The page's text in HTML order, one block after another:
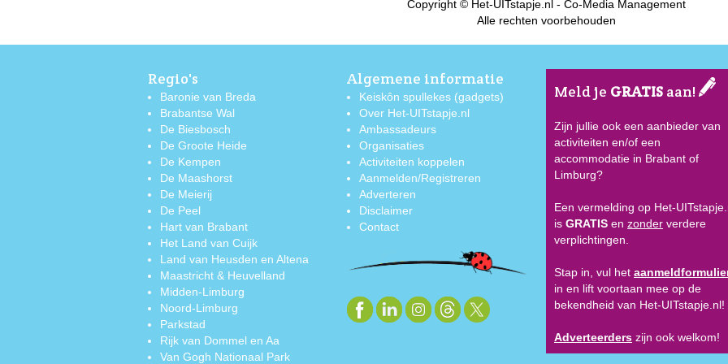
Copyright © Het-UITstapje.nl - Co-Media Management
Alle rechten voorbehouden
Regio's
Baronie van Breda
Brabantse Wal
De Biesbosch
De Groote Heide
De Kempen
De Maashorst
De Meierij
De Peel
Hart van Brabant
Het Land van Cuijk
Land van Heusden en Altena
Maastricht & Heuvelland
Midden-Limburg
Noord-Limburg
Parkstad
Rijk van Dommel en Aa
Van Gogh Nationaal Park
Algemene informatie
Keiskôn spullekes (gadgets)
Over Het-UITstapje.nl
Ambassadeurs
Organisaties
Activiteiten koppelen
Aanmelden/Registreren
Adverteren
Disclaimer
Contact
Meld je GRATIS aan!
Zijn jullie ook een aanbieder van
activiteiten en/of een
accommodatie in Brabant of
Limburg?
Een vermelding op Het-
is GRATIS en zonder verdere
verplichtingen.
Stap in, vul het
in en lift voortaan mee op de
bekendheid van Het-UITstapje.nl!
Adverteerders zijn ook welkom!